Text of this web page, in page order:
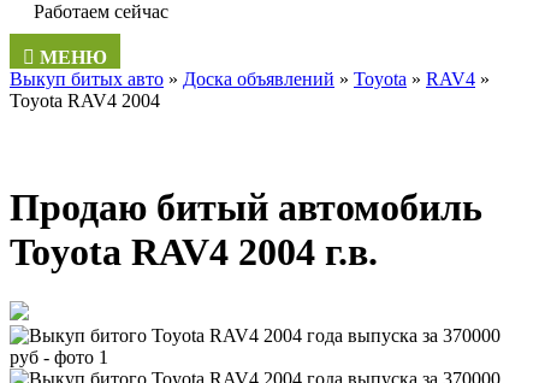
Работаем сейчас
МЕНЮ
Выкуп битых авто » Доска объявлений » Toyota » RAV4 »
Toyota RAV4 2004
Продаю битый автомобиль
Toyota RAV4 2004 г.в.